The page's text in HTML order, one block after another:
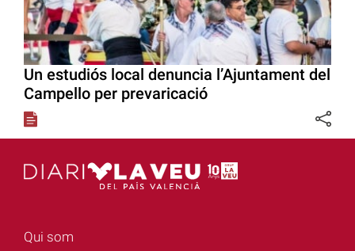
Un estudiós local denuncia l’Ajuntament del
Campello per prevaricació
Qui som